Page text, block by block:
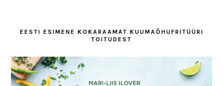
EESTI ESIMENE KOKARAAMAT KUUMAÕHUFRITÜÜRI
TOITUDEST